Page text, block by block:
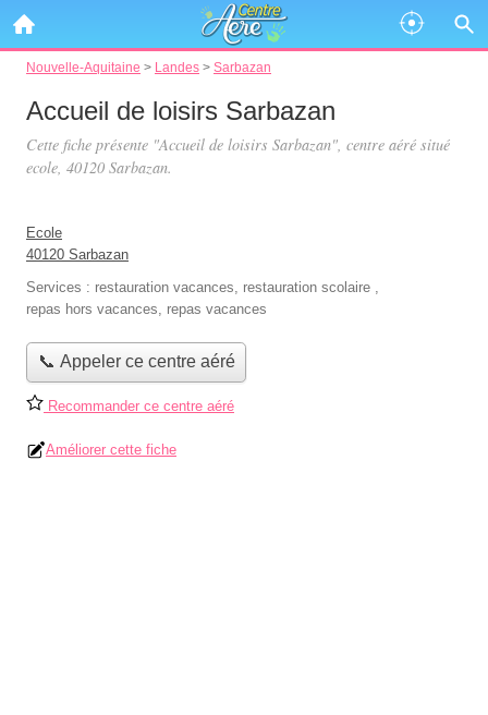
Nouvelle-Aquitaine > Landes > Sarbazan
Accueil de loisirs Sarbazan
Cette fiche présente "Accueil de loisirs Sarbazan", centre aéré situé
ecole, 40120 Sarbazan.
Ecole
40120 Sarbazan
Services : restauration vacances, restauration scolaire ,
repas hors vacances, repas vacances
📞 Appeler ce centre aéré
Recommander ce centre aéré
Améliorer cette fiche